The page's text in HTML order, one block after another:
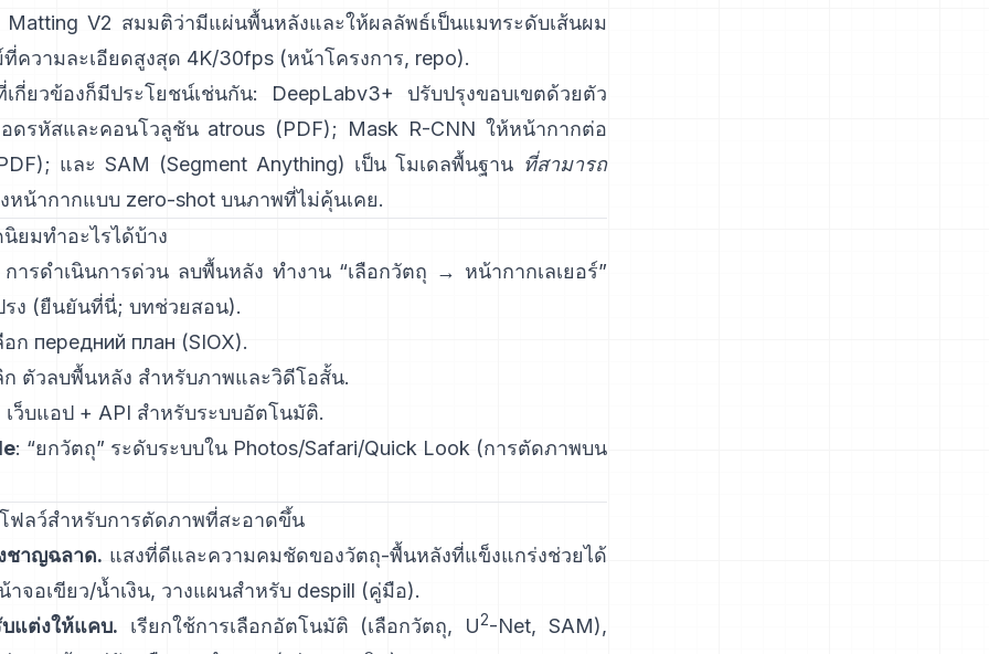
Matting V2 สมมติว่ามีแผ่นพื้นหลังและให้ผลลัพธ์เป็นแมทระดับเส้นผม
ความละเอียดสูงสุด 4K/30fps (หน้าโครงการ, repo).
กี่ยวข้องก็มีประโยชน์เช่นกัน:
DeepLabv3+ ปรับปรุงขอบเขตด้วยตัว
ดรหัสและคอนโวลูชัน atrous (PDF); Mask R-CNN ให้หน้ากากต่อ
); และ SAM (Segment Anything) เป็น โมเดลพื้นฐาน ที่สามารถ
หน้ากากแบบ zero-shot บนภาพที่ไม่คุ้นเคย.
ยมทำอะไรได้บ้าง
ารดำเนินการด่วน ลบพื้นหลัง ทำงาน “เลือกวัตถุ → หน้ากากเลเยอร์”
ง (ยืนยันที่นี่; บทช่วยสอน).
อก передний план (SIOX).
ก ตัวลบพื้นหลัง สำหรับภาพและวิดีโอสั้น.
เว็บแอป + API สำหรับระบบอัตโนมัติ.
: “ยกวัตถุ” ระดับระบบใน Photos/Safari/Quick Look (การตัดภาพบน
โฟลว์สำหรับการตัดภาพที่สะอาดขึ้น
ชาญฉลาด. แสงที่ดีและความคมชัดของวัตถุ-พื้นหลังที่แข็งแกร่งช่วยได้
จอเขียว/น้ำเงิน, วางแผนสำหรับ despill (คู่มือ).
แต่งให้แคบ. เรียกใช้การเลือกอัตโนมัติ (เลือกวัตถุ, U2-Net, SAM),